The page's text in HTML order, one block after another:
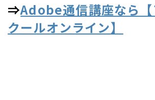
⇒Adobe通信講座なら【
クールオンライン】